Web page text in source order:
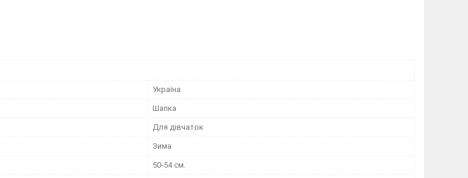
Україна
Шапка
Для дівчаток
Зима
50-54 см.